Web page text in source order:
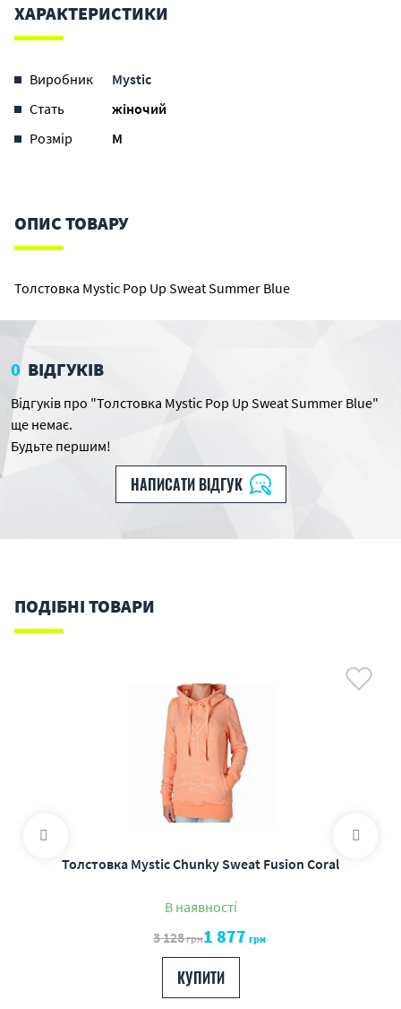
ХАРАКТЕРИСТИКИ
Виробник
Mystic
Стать
жіночий
Розмір
M
ОПИС ТОВАРУ
Толстовка Mystic Pop Up Sweat Summer Blue
0 ВІДГУКІВ
Відгуків про "Толстовка Mystic Pop Up Sweat Summer Blue"
ще немає.
Будьте першим!
НАПИСАТИ ВІДГУК
ПОДІБНІ ТОВАРИ
Толстовка Mystic Chunky Sweat Fusion Coral
В наявності
3 128грн1 877 грн
КУПИТИ